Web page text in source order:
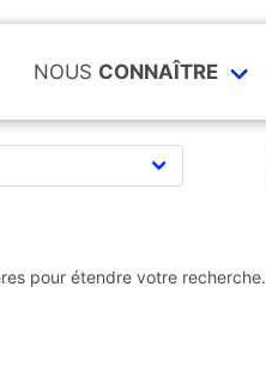
NOUS CONNAÎTRE
pour étendre votre recherche.